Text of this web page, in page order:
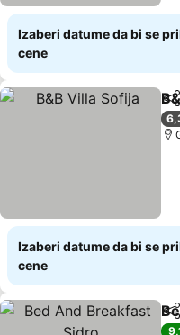
Izaberi datume da bi se
cene
Izaberi datume da bi se
cene